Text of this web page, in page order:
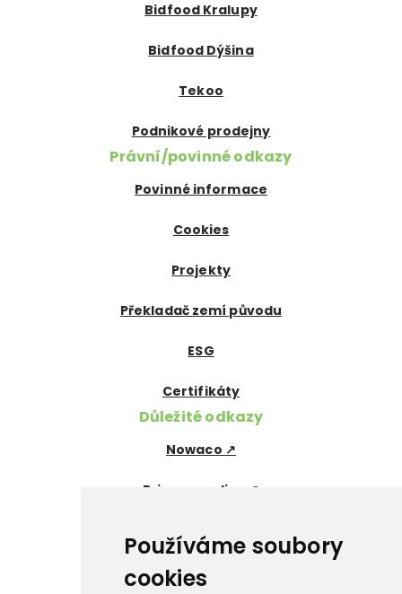
Používáme soubory
cookies
Bidfood Kralupy
Bidfood Dýšina
Tekoo
Podnikové prodejny
Právní/povinné odkazy
Povinné informace
Cookies
Projekty
Překladač zemí původu
ESG
Certifikáty
Důležité odkazy
Nowaco ↗
Prima zmrzlina ↗
Pegas Premium ↗
La Panna ↗